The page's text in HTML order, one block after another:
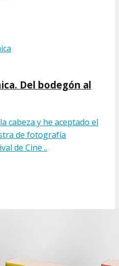
Del bodegón al
cabeza y he aceptado el
de fotografía
de Cine ..